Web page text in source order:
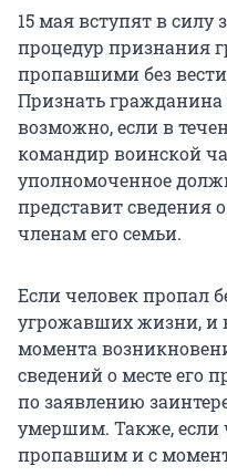
15 мая вступят в
процедур признания
пропавшими без
Признать гражданина
возможно, если в
командир воинской
уполномоченное
представит сведения
членам его семьи.
Если человек пропал
угрожавших жизни, и
момента
сведений о месте его
по заявлению
умершим. Также, если
пропавшим и с